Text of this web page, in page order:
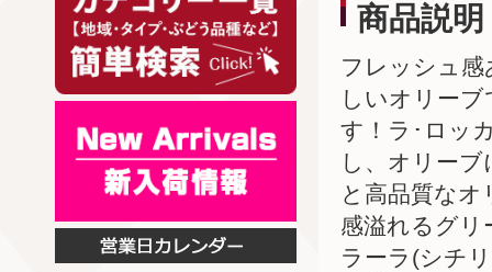
商品説明
フレッシュ
しいオリー
す！ラ･ロッ
し、オリー
と高品質な
感溢れるグリ
ラーラ(シチ